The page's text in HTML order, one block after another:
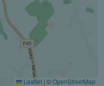
Leaflet | ©OpenStreetMap